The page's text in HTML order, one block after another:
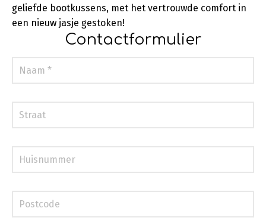
geliefde bootkussens, met het vertrouwde comfort in
een nieuw jasje gestoken!
Contactformulier